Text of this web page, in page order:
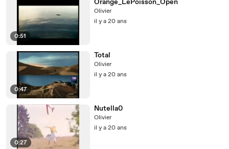
0:51
Orange_LePoisson_Open
Olivier
il y a 20 ans
0:47
Total
Olivier
il y a 20 ans
0:27
Nutella0
Olivier
il y a 20 ans